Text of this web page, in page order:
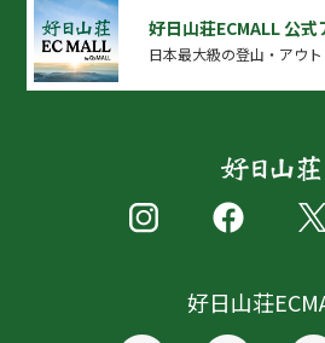
好日山荘ECMALL 公式
日本最大級の登山・アウ
好日山荘